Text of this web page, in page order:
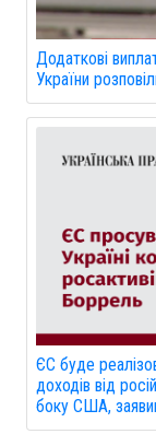
Додаткові
України
ЄС буде
доходів від
боку США,